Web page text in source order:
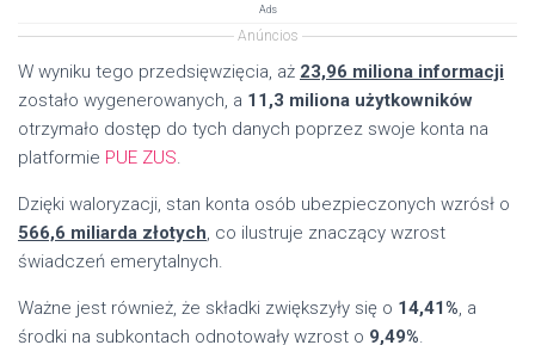
Ads
Anúncios
W wyniku tego przedsięwzięcia, aż 23,96 miliona informacji
zostało wygenerowanych, a 11,3 miliona użytkowników
otrzymało dostęp do tych danych poprzez swoje konta na
platformie PUE ZUS.
Dzięki waloryzacji, stan konta osób ubezpieczonych wzrósł o
566,6 miliarda złotych, co ilustruje znaczący wzrost
świadczeń emerytalnych.
Ważne jest również, że składki zwiększyły się o 14,41%, a
środki na subkontach odnotowały wzrost o 9,49%.